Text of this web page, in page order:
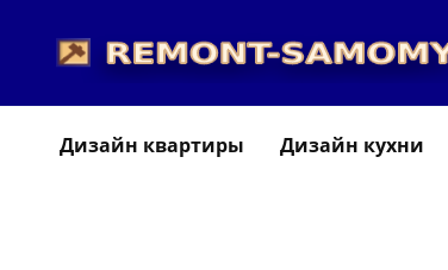
содержанию
Дизайн квартиры Дизайн кухни